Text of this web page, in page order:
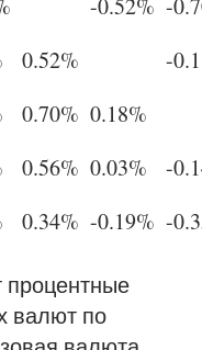
-0.52% -
0.52% -
0.70% 0.18%
0.56% 0.03% -
0.34% -0.19% -
процентные
валют по